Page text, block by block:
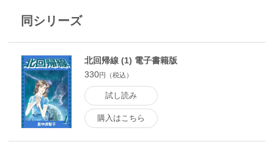
同シリーズ
北回帰線 (1) 電子書籍版
330円（税込）
試し読み
購入はこちら